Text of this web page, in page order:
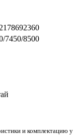
7450/8500
и комплектацию у